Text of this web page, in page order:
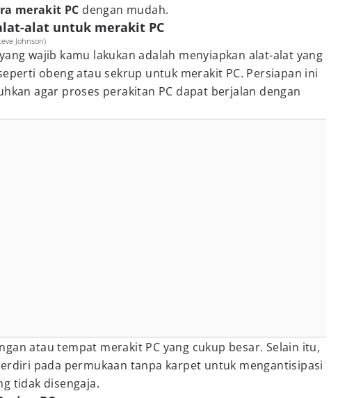
merakit PC dengan mudah.
alat untuk merakit PC
Johnson)
wajib kamu lakukan adalah menyiapkan alat-alat yang
obeng atau sekrup untuk merakit PC. Persiapan ini
agar proses perakitan PC dapat berjalan dengan
atau tempat merakit PC yang cukup besar. Selain itu,
pada permukaan tanpa karpet untuk mengantisipasi
tidak disengaja.